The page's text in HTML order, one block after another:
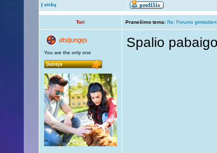
Į viršų
Tori Pranešimo tema: Re: Forumo
You are the only one
Spalio